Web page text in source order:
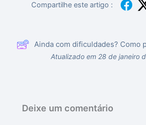
Compartilhe este artigo :
Ainda com dificuldades? Como
Atualizado em 28 de janeiro
Deixe um comentário